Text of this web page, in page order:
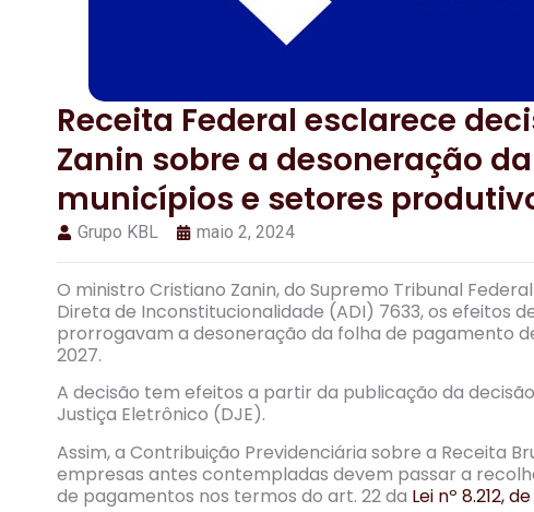
Receita Federal esclarece
Zanin sobre a desoneração
municípios e setores
Grupo KBL maio 2, 2024
O ministro Cristiano Zanin, do Supremo Tribunal
Direta de Inconstitucionalidade (ADI) 7633, os efeitos
prorrogavam a desoneração da folha de pagamento
2027.
A decisão tem efeitos a partir da publicação da
Justiça Eletrônico (DJE).
Assim, a Contribuição Previdenciária sobre a Receita
empresas antes contempladas devem passar a
de pagamentos nos termos do art. 22 da Lei nº 8.212, de